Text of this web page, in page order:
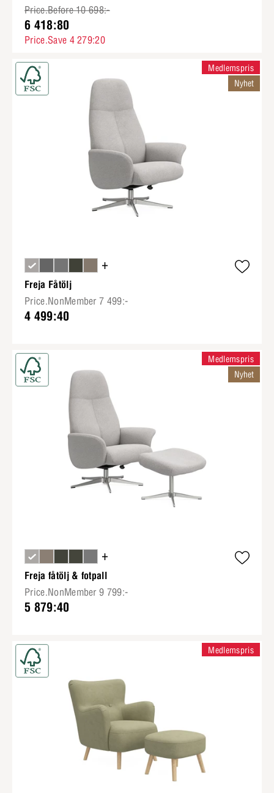
Price.Before 10 698:-
6 418:80
Price.Save 4 279:20
+
Freja Fåtölj
Price.NonMember 7 499:-
4 499:40
Medlemspris
Nyhet
+
Freja fåtölj & fotpall
Price.NonMember 9 799:-
5 879:40
Medlemspris
Nyhet
Medlemspris